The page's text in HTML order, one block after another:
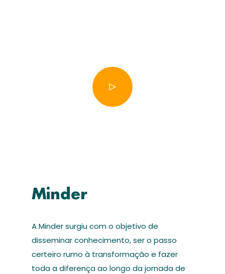
Minder
A Minder surgiu com o objetivo de
disseminar conhecimento, ser o passo
certeiro rumo à transformação e fazer
toda a diferença ao longo da jornada de